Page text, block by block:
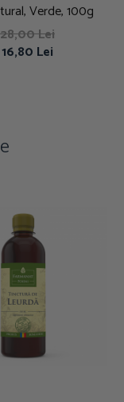
Verde, 100g
28,00 Lei
16,80 Lei